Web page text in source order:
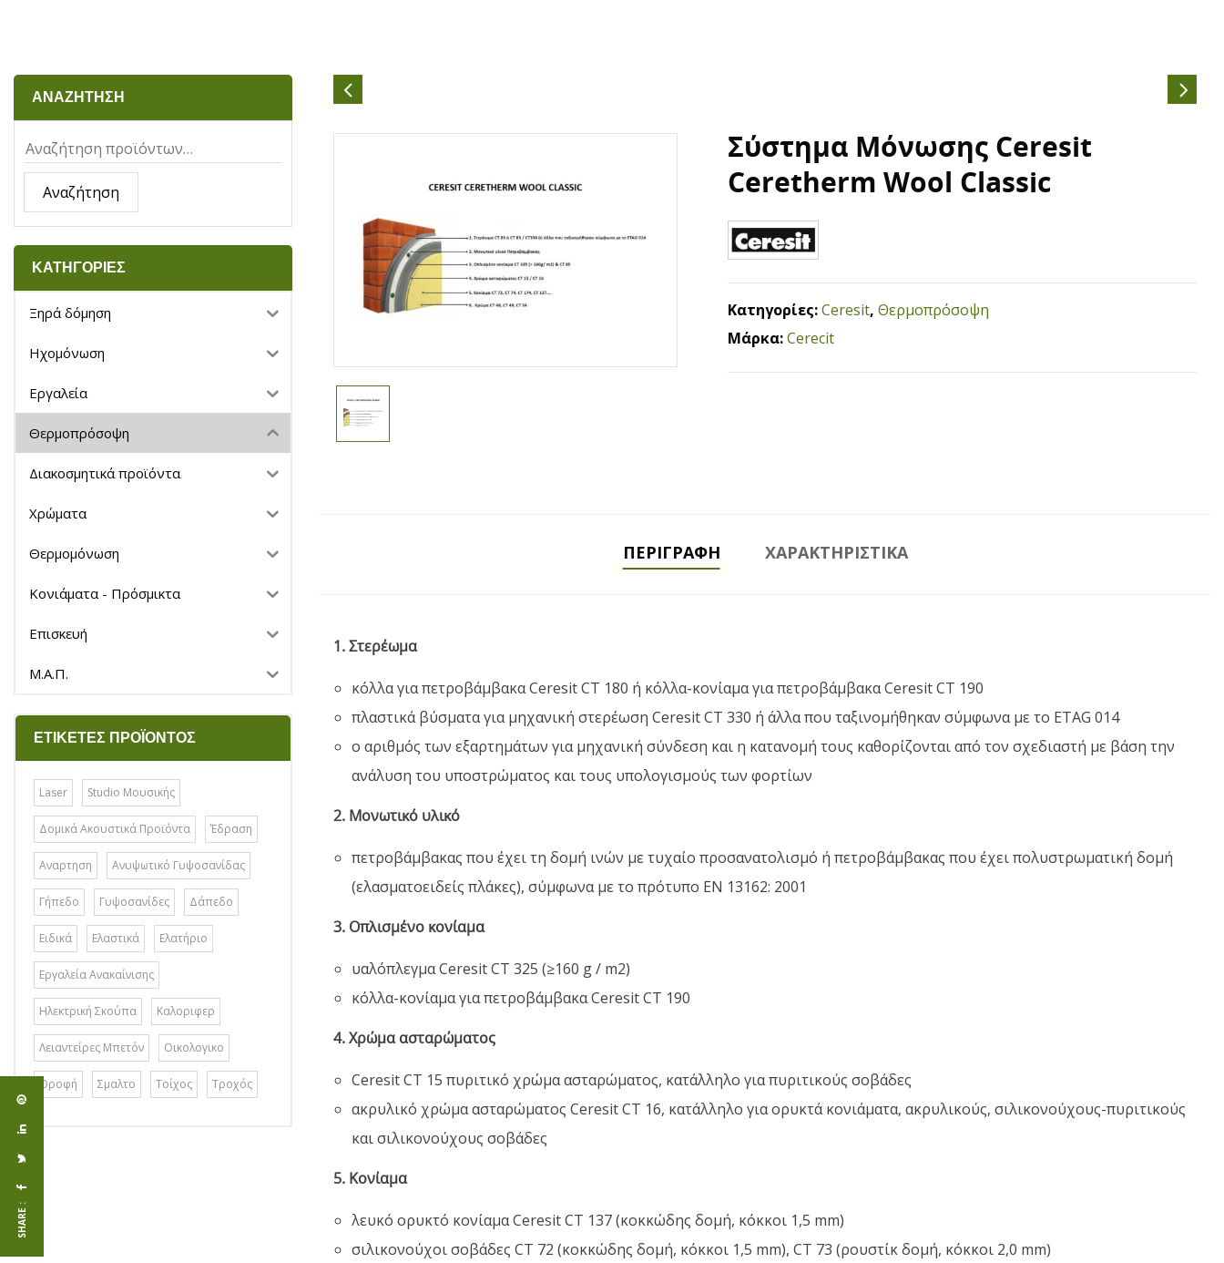
ΑΝΑΖΗΤΗΣΗ
Αναζήτηση
ΚΑΤΗΓΟΡΙΕΣ
Ξηρά δόμηση
Ηχομόνωση
Εργαλεία
Θερμοπρόσοψη
Διακοσμητικά προϊόντα
Χρώματα
Θερμομόνωση
Κονιάματα - Πρόσμικτα
Επισκευή
Μ.Α.Π.
ΕΤΙΚΈΤΕΣ ΠΡΟΪΌΝΤΟΣ
Laser Studio Μουσικής
Δομικά Ακουστικά Προϊόντα Έδραση
Αναρτηση Ανυψωτικό Γυψοσανίδας
Γήπεδο Γυψοσανίδες Δάπεδο
Ειδικά Ελαστικά Ελατήριο
Εργαλεία Ανακαίνισης
Ηλεκτρική Σκούπα Καλοριφερ
Λειαντείρες Μπετόν Οικολογικο
Οροφή Σμαλτο Τοίχος Τροχός
Σύστημα Μόνωσης Ceresit
Ceretherm Wool Classic
Κατηγορίες:Ceresit, Θερμοπρόσοψη
Μάρκα:Cerecit
ΠΕΡΙΓΡΑΦΉ ΧΑΡΑΚΤΗΡΙΣΤΙΚΆ
1. Στερέωμα
κόλλα για πετροβάμβακα Ceresit CT 180 ή κόλλα-κονίαμα για πετροβάμβακα Ceresit CT 190
πλαστικά βύσματα για μηχανική στερέωση Ceresit CT 330 ή άλλα που ταξινομήθηκαν σύμφωνα με το ETAG 014
ο αριθμός των εξαρτημάτων για μηχανική σύνδεση και η κατανομή τους καθορίζονται από τον σχεδιαστή με βάση την
ανάλυση του υποστρώματος και τους υπολογισμούς των φορτίων
2. Μονωτικό υλικό
πετροβάμβακας που έχει τη δομή ινών με τυχαίο προσανατολισμό ή πετροβάμβακας που έχει πολυστρωματική δομή
(ελασματοειδείς πλάκες), σύμφωνα με το πρότυπο EN 13162: 2001
3. Οπλισμένο κονίαμα
υαλόπλεγμα Ceresit CT 325 (≥160 g / m2)
κόλλα-κονίαμα για πετροβάμβακα Ceresit CT 190
4. Χρώμα ασταρώματος
Ceresit CT 15 πυριτικό χρώμα ασταρώματος, κατάλληλο για πυριτικούς σοβάδες
ακρυλικό χρώμα ασταρώματος Ceresit CT 16, κατάλληλο για ορυκτά κονιάματα, ακρυλικούς, σιλικονούχους-πυριτικούς
και σιλικονούχους σοβάδες
5. Κονίαμα
λευκό ορυκτό κονίαμα Ceresit CT 137 (κοκκώδης δομή, κόκκοι 1,5 mm)
σιλικονούχοι σοβάδες CT 72 (κοκκώδης δομή, κόκκοι 1,5 mm), CT 73 (ρουστίκ δομή, κόκκοι 2,0 mm)
SHARE :